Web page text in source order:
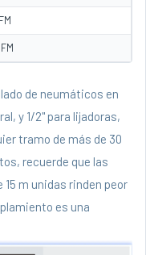
de neumáticos en
y 1/2" para lijadoras,
tramo de más de 30
recuerde que las
m unidas rinden peor
es una